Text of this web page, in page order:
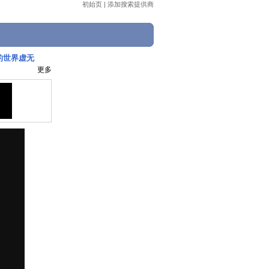
初始页 | 添加搜索提供商
世界虚无
更多